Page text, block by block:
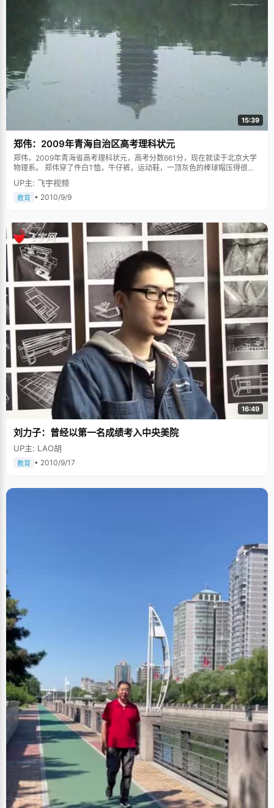
15:39
郑伟：2009年青海自治区高考理科状元
郑伟，2009年青海省高考理科状元，高考分数661分，现在就读于北京大学
物理系。 郑伟穿了件白T恤，牛仔裤，运动鞋，一顶灰色的棒球帽压得很
低，第一印象里，这是个很酷的男生。从他时常蹦出的哲学语录，更显得高
深。不过在聊了半个小时候后，郑伟的幽默和开朗，渐渐撕掉了冷酷的伪
装，俨然一个充满了激情和冲动的青年。 谈到考中状元，郑伟很兴奋，之前
在一套60平方米的老房子里。父亲是西宁特钢的工人，20年前，母亲从山东
老家来到西宁后，一直没有工作，家里条件一直都很艰苦。为了让郑伟和妹
妹能够好好上学，哥哥郑亮放弃上高中进了工厂开始挣钱。一家人尽管不富
裕，但生活幸福。郑伟兄妹三人从小都特别独立，会做饭，自己洗衣服，争
着帮家里干活。郑伟和哥哥年龄相差不大，体型差不多，所以从小哥两的衣
服都是同用的。 郑伟的爸爸妈妈虽然文化程度不高，但是对孩子要求很严
厉，总是教育孩子要好好学习。妈妈对郑伟的影响很大，"妈妈做什么事情都
非常踏实、认真，不管什么事都是尽自己最大的能力去做"，所以郑伟在学习
上总是一丝不苟，认真踏实，成绩在班级里总是第一第二。小学毕业后，他
以优异成绩考入原来的十八中，中考时以全市第十一名的成绩考入湟川中
学。高中时，品学兼优的他被学校定为保送北大对象。 郑伟曾在日记中写
道："我的母亲一生不易，20年前她来到这大西北，30出头才生下我，在荒
寒的北风中将我抚养成人。她没有接受到良好的教育，却承受了太多不应该
由她承受的苦难。虽然岁月无情地将母亲的黑发吹成银色，但我的母亲在我
的眼里永远就像一只美丽的蝴蝶。" 从小酷爱做各种实验 除了学习，郑伟最
大的爱好就是做各种实验，这受到了哥哥的影响。小时候，哥两就经常一起
做手工，模拟各种先进的交通工具。高中的时候，郑伟将自己做的各种飞
机、船只的模型拿到学校展览，受到了同学和老师的一致称赞。至今，郑伟
家里的抽屉里，还堆满了各式各样的静态模型，还有很多半成品。高二的时
候，郑伟尝试给飞机装上微型的喷气式发动机，这涉及到了工程学，高中的
就。 也因为这个爱好，郑伟选择了物理学，"我以后想走物理研究的路"。 从
允许，二是郑伟觉得在学校里学踏实了，补课没必要。"在学校的时间是最重
要的，学什么东西都集中精力，提高效益"，郑伟说，"&lsquo;学好&rsquo;
后，他骑行去了青海湖，走了很多村寨。考入北大后，郑伟加入了北大自行
车队，平时有专门的训练，偶尔会参加各种骑行活动。他身上穿的白体恤便
体力和坚强的意志。一路上，可能会很辛苦，可能会很孤独，但是得咬牙坚
持下去，因为终点还没有到，美丽的风景就在眼前。一旦放弃，将一无所
获。
UP主: 飞宇视频
教育 • 2010/9/9
16:49
刘力子：曾经以第一名成绩考入中央美院
UP主: LAO胡
教育 • 2010/9/17